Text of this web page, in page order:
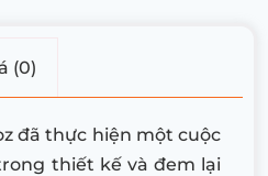
(0)
đã thực hiện một cuộc
thiết kế và đem lại